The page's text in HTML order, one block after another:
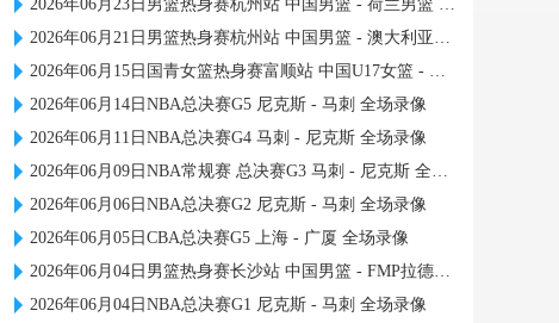
2026年06月23日男篮热身赛杭州站 中国男篮 - 荷兰男篮 全场录像
2026年06月21日男篮热身赛杭州站 中国男篮 - 澳大利亚男篮 全场录像
2026年06月15日国青女篮热身赛富顺站 中国U17女篮 - 伏伊伏丁那女篮 全场录像
2026年06月14日NBA总决赛G5 尼克斯 - 马刺 全场录像
2026年06月11日NBA总决赛G4 马刺 - 尼克斯 全场录像
2026年06月09日NBA常规赛 总决赛G3 马刺 - 尼克斯 全场录像
2026年06月06日NBA总决赛G2 尼克斯 - 马刺 全场录像
2026年06月05日CBA总决赛G5 上海 - 广厦 全场录像
2026年06月04日男篮热身赛长沙站 中国男篮 - FMP拉德尼基 全场录像
2026年06月04日NBA总决赛G1 尼克斯 - 马刺 全场录像